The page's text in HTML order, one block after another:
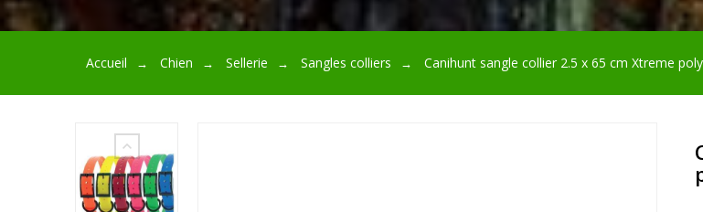
Accueil → Chien → Sellerie → Sangles colliers → Canihunt sangle collier 2.5 x 65 cm Xtreme